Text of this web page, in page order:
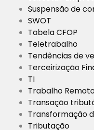
Suspensão de
SWOT
Tabela CFOP
Teletrabalho
Tendências de
Terceirização
TI
Trabalho
Transação
Transformação
Tributação